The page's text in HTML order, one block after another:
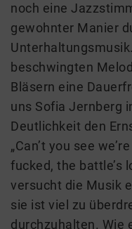
noch eine
gewohnter Manier
beschwingten
Bläsern eine
uns Sofia Jernberg
Deutlichkeit den
„Can’t you see
fucked, the battle’s
versucht die Musik
sie ist viel zu
durchzuhalten. Wie